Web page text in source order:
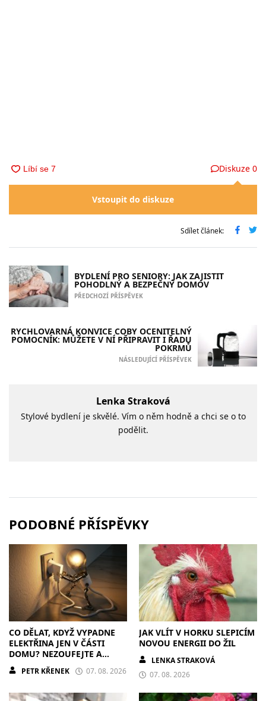
Diskuze 0
Vstoupit do diskuze
Sdílet článek:
BYDLENÍ PRO SENIORY: JAK ZAJISTIT
POHODLNÝ A BEZPEČNÝ DOMOV
PŘEDCHOZÍ PŘÍSPĚVEK
RYCHLOVARNÁ KONVICE COBY OCENITELNÝ
POMOCNÍK: MŮŽETE V NÍ PŘIPRAVIT I ŘADU
POKRMŮ
NÁSLEDUJÍCÍ PŘÍSPĚVEK
Lenka Straková
Stylové bydlení je skvělé. Vím o něm hodně a chci se o to
podělit.
PODOBNÉ PŘÍSPĚVKY
CO DĚLAT, KDYŽ VYPADNE
ELEKTŘINA JEN V ČÁSTI
DOMU? NEZOUFEJTE A
POSTUPUJTE S CHLADNOU
HLAVOU
PETR KŘENEK 07. 08. 2026
JAK VLÍT V HORKU SLEPICÍM
NOVOU ENERGII DO ŽIL
LENKA STRAKOVÁ
07. 08. 2026